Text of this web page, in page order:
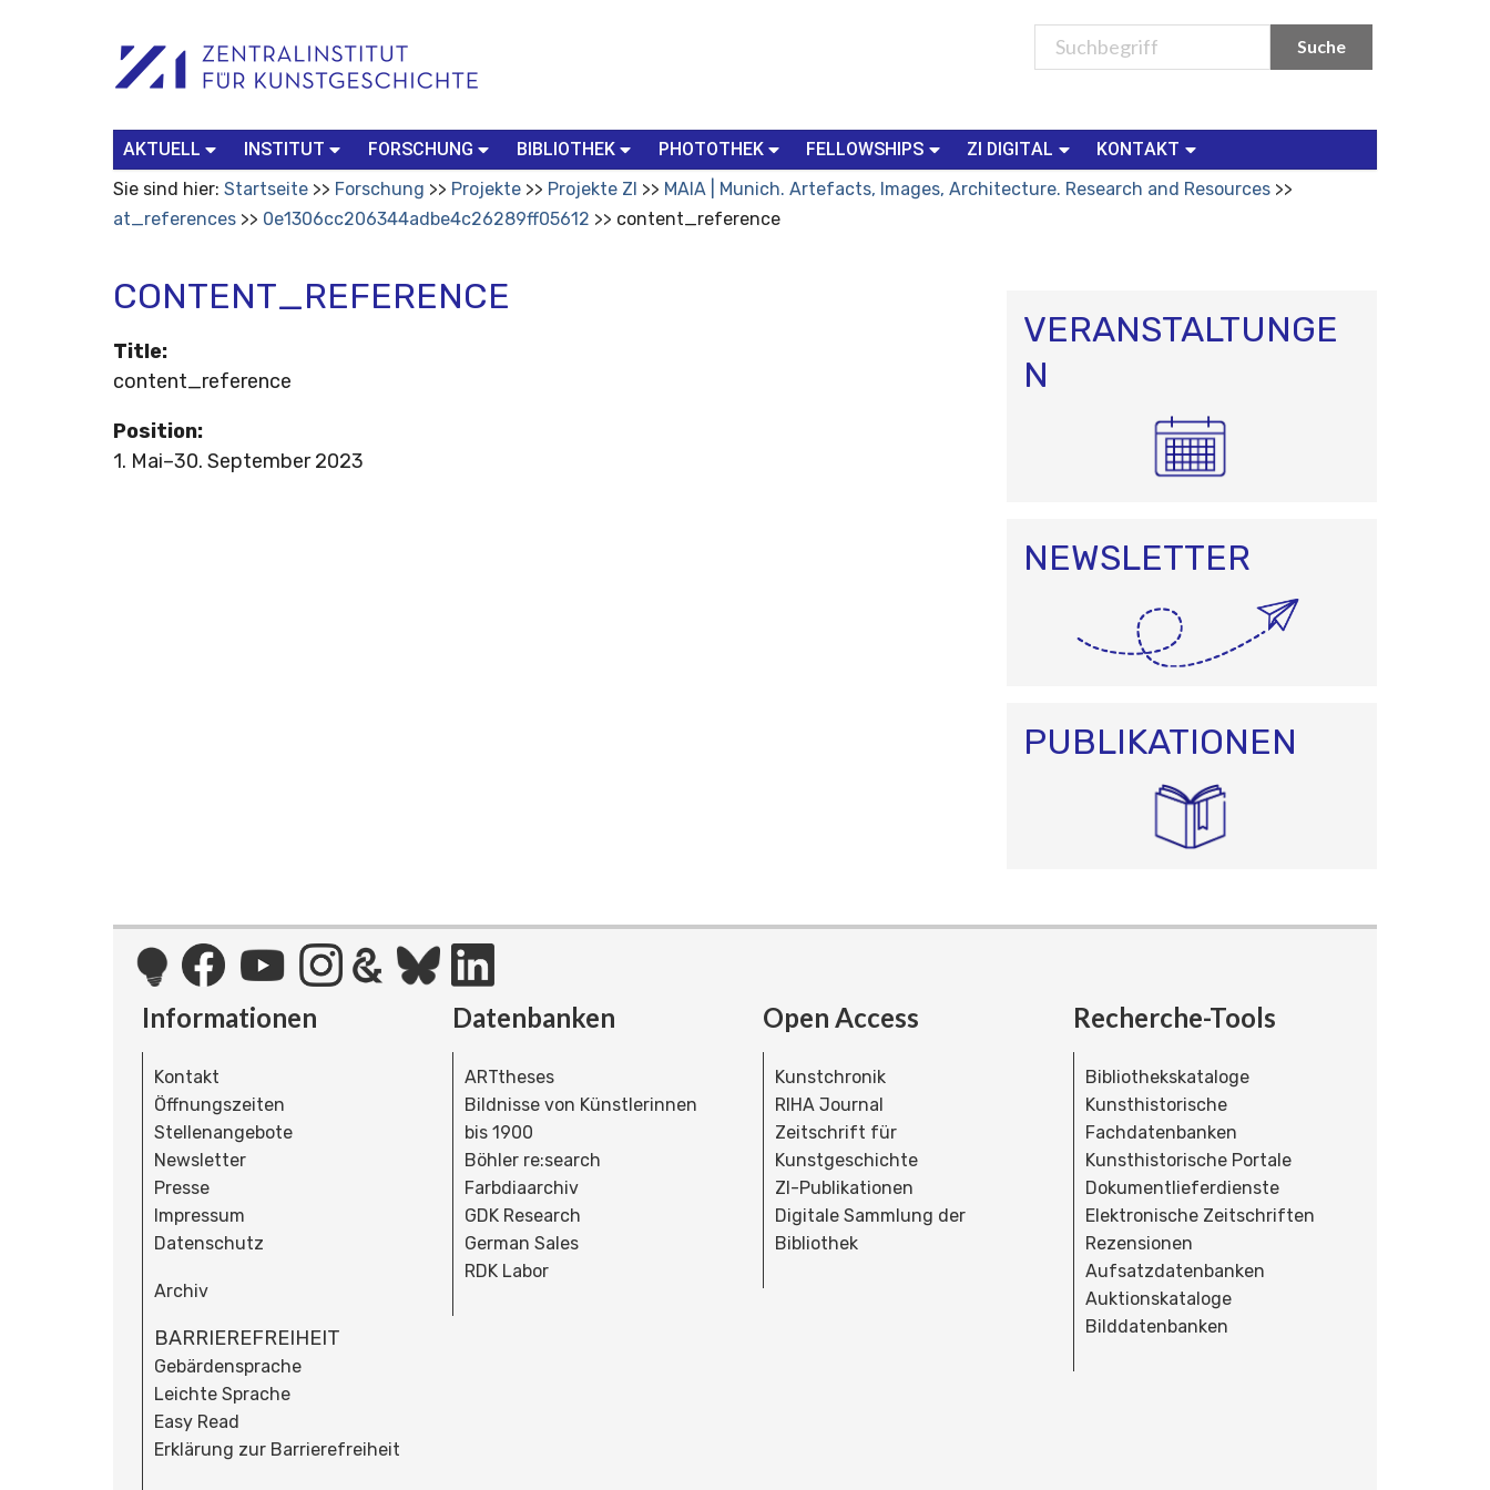
Werkzeuge
Search…
AKTUELL INSTITUT FORSCHUNG BIBLIOTHEK PHOTOTHEK FELLOWSHIPS ZI DIGITAL
KONTAKT
Sie sind hier: Startseite Forschung Projekte Projekte ZI
MAIA | Munich. Artefacts, Images, Architecture. Research and Resources
at_references
0e1306cc206344adbe4c26289ff05612 content_reference
CONTENT_REFERENCE
Title:
content_reference
Position:
1. Mai–30. September 2023
VERANSTALTUNGE
N
NEWSLETTER
PUBLIKATIONEN
Informationen
Kontakt
Öffnungszeiten
Stellenangebote
Newsletter
Presse
Impressum
Datenschutz
Archiv
BARRIEREFREIHEIT
Gebärdensprache
Leichte Sprache
Easy Read
Erklärung zur Barrierefreiheit
Datenbanken
ARTtheses
Bildnisse von Künstlerinnen
bis 1900
Böhler re:search
Farbdiaarchiv
GDK Research
German Sales
RDK Labor
Open Access
Kunstchronik
RIHA Journal
Zeitschrift für
Kunstgeschichte
ZI-Publikationen
Digitale Sammlung der
Bibliothek
Recherche-Tools
Bibliothekskataloge
Kunsthistorische
Fachdatenbanken
Kunsthistorische Portale
Dokumentlieferdienste
Elektronische Zeitschriften
Rezensionen
Aufsatzdatenbanken
Auktionskataloge
Bilddatenbanken